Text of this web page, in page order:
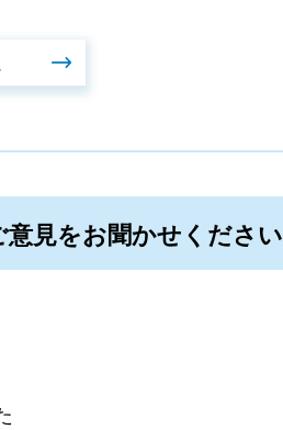
見をお聞かせください